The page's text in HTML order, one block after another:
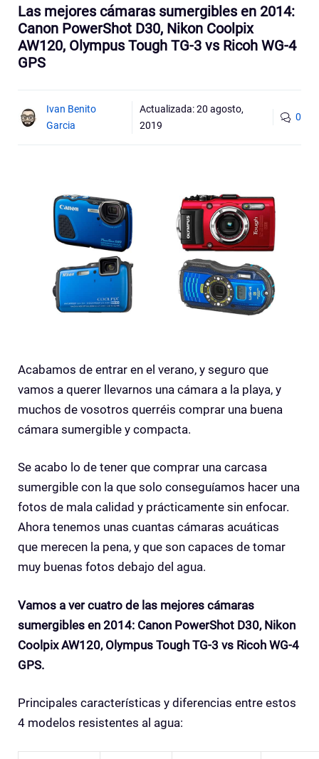
Las mejores cámaras sumergibles en 2014:
Canon PowerShot D30, Nikon Coolpix
AW120, Olympus Tough TG-3 vs Ricoh WG-4
GPS
Ivan Benito
Garcia
Actualizada:20 agosto,
2019
0
Acabamos de entrar en el verano, y seguro que
vamos a querer llevarnos una cámara a la playa, y
muchos de vosotros querréis comprar una buena
cámara sumergible y compacta.
Se acabo lo de tener que comprar una carcasa
sumergible con la que solo conseguíamos hacer una
fotos de mala calidad y prácticamente sin enfocar.
Ahora tenemos unas cuantas cámaras acuáticas
que merecen la pena, y que son capaces de tomar
muy buenas fotos debajo del agua.
Vamos a ver cuatro de las mejores cámaras
sumergibles en 2014: Canon PowerShot D30, Nikon
Coolpix AW120, Olympus Tough TG-3 vs Ricoh WG-4
GPS.
Principales características y diferencias entre estos
4 modelos resistentes al agua: